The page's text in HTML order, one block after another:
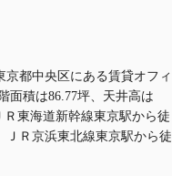
都中央区にある賃貸オフィ
面積は86.77坪、天井高は
Ｒ東海道新幹線東京駅から徒
ＪＲ京浜東北線東京駅から徒